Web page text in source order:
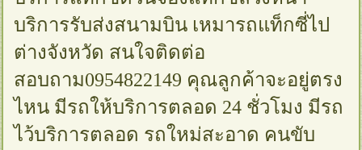
บริการรับส่งสนามบิน เหมารถแท็กซี่ไป
ต่างจังหวัด สนใจติดต่อ
สอบถาม0954822149 คุณลูกค้าจะอยู่ตรง
ไหน มีรถให้บริการตลอด 24 ชั่วโมง มีรถ
ไว้บริการตลอด รถใหม่สะอาด คนขับ